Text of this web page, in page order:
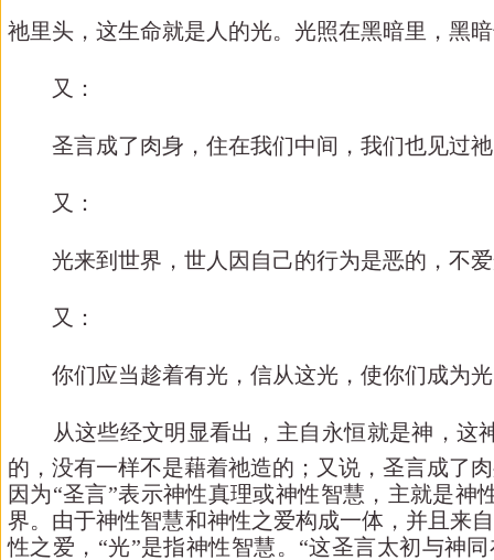
祂里头，这生命就是人的光。光照在黑暗里，黑
又：
圣言成了肉身，住在我们中间，我们也见过祂
又：
光来到世界，世人因自己的行为是恶的，不爱
又：
你们应当趁着有光，信从这光，使你们成为光
从这些经文明显看出， 主自永恒就是神 ，这
的，没有一样不是藉着祂造的；又说，圣言成了
因为“圣言”表示神性真理或神性智慧，主就是
界。由于神性智慧和神性之爱构成一体，并且来
性之爱，“光”是指神性智慧。“这圣言太初与神